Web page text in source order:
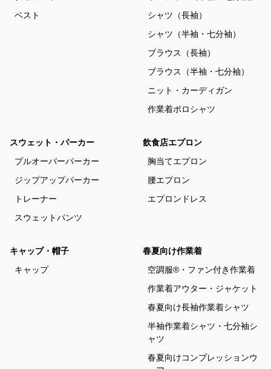
ベスト
シャツ（長袖）
シャツ（半袖・七分袖）
ブラウス（長袖）
ブラウス（半袖・七分袖）
ニット・カーディガン
作業着ポロシャツ
スウェット・パーカー
プルオーバーパーカー
ジップアップパーカー
トレーナー
スウェットパンツ
飲食店エプロン
胸当てエプロン
腰エプロン
エプロンドレス
キャップ・帽子
キャップ
春夏向け作業着
空調服®・ファン付き作業着
作業着アウター・ジャケット
春夏向け長袖作業着シャツ
半袖作業着シャツ・七分袖シ
ャツ
春夏向けコンプレッションウ